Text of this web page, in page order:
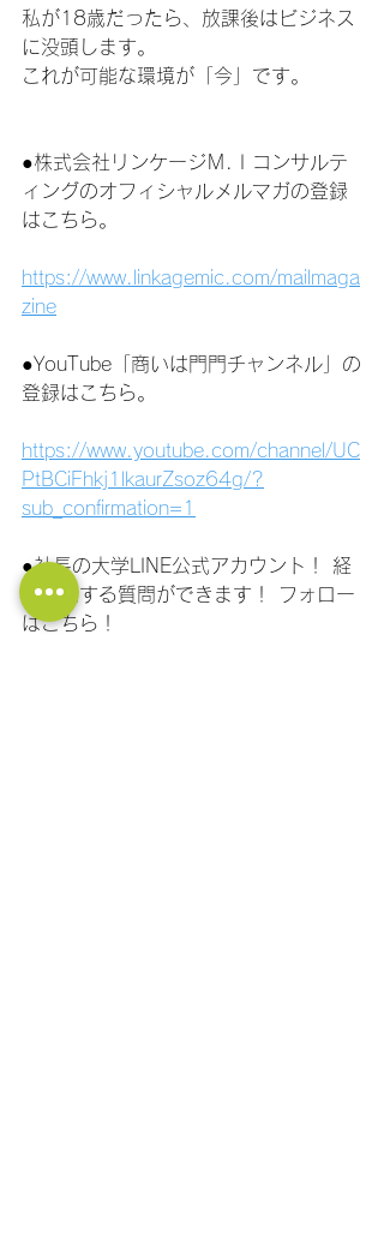
私が18歳だったら、放課後はビジネス
に没頭します。
これが可能な環境が「今」です。
●株式会社リンケージＭ.Ｉコンサルテ
ィングのオフィシャルメルマガの登録
はこちら。
https://www.linkagemic.com/mailmaga
zine
●YouTube「商いは門門チャンネル」の
登録はこちら。
https://www.youtube.com/channel/UC
PtBCiFhkj1lkaurZsoz64g/?
sub_confirmation=1
●社長の大学LINE公式アカウント！ 経
営に関する質問ができます！ フォロー
はこちら！